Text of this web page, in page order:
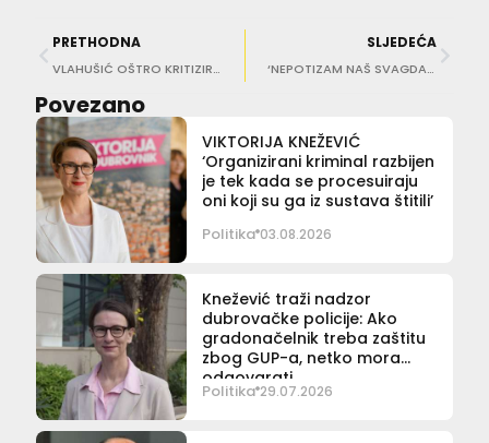
PRETHODNA
VLAHUŠIĆ OŠTRO KRITIZIRA NOVI GUP ‘Lako je biti prostorni planer ako zaboraviš ljude’
SLJEDEĆA
‘NEPOTIZAM NAŠ SVAGDAŠNJI’ Župski HDZ komentira promjene u groblju Dubac i Općinskom vijeću
Povezano
VIKTORIJA KNEŽEVIĆ
‘Organizirani kriminal razbijen
je tek kada se procesuiraju
oni koji su ga iz sustava štitili’
Politika 03.08.2026
Knežević traži nadzor
dubrovačke policije: Ako
gradonačelnik treba zaštitu
zbog GUP-a, netko mora
odgovarati
Politika 29.07.2026